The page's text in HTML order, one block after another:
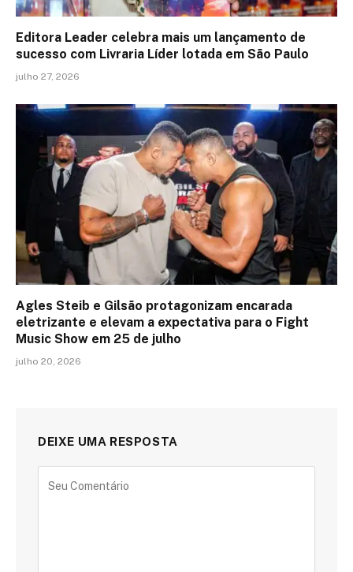
Editora Leader celebra mais um lançamento de
sucesso com Livraria Líder lotada em São Paulo
julho 27, 2026
Agles Steib e Gilsão protagonizam encarada
eletrizante e elevam a expectativa para o Fight
Music Show em 25 de julho
julho 20, 2026
DEIXE UMA RESPOSTA